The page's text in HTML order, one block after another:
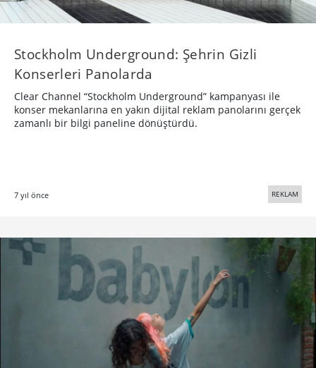
Stockholm Underground: Şehrin Gizli
Konserleri Panolarda
Clear Channel “Stockholm Underground” kampanyası ile
konser mekanlarına en yakın dijital reklam panolarını gerçek
zamanlı bir bilgi paneline dönüştürdü.
7 yıl önce REKLAM